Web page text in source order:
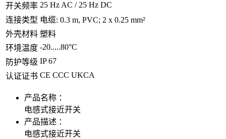
开关频率 25 Hz AC / 25 Hz DC
连接类型 电缆: 0.3 m, PVC; 2 x 0.25 mm²
外壳材料 塑料
环境温度 -20.....80°C
防护等级 IP 67
认证证书 CE CCC UKCA
产品名称 ：
电感式接近开关
产品描述 ：
电感式接近开关